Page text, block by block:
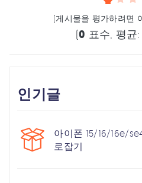
(게시물을 평가하려면
(0 표수, 평균:
인기글
아이폰 15/16/16e/
로잡기